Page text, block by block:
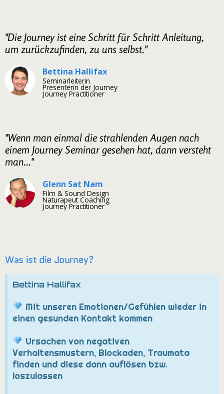
"Die Journey ist eine Schritt für Schritt Anleitung,
um zurückzufinden, zu uns selbst."
Bettina Hallifax
Seminarleiterin
Presenterin der Journey
Journey Practitioner
"Wenn man einmal die strahlenden Augen nach
einem Journey Seminar gesehen hat, dann versteht
man..."
Glenn Sat Nam
Film & Sound Design
Naturapeut Coaching
Journey Practitioner
Was ist die Journey?
Bettina Hallifax
Mit unseren Emotionen/Gefühlen wieder in
einen gesunden Kontakt kommen
Ursachen von negativen
Verhaltensmustern, Blockaden, Traumata
finden und diese dann auflösen bzw.
loszulassen